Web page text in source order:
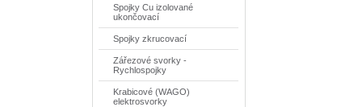
Spojky Cu izolované
ukončovací
Spojky zkrucovací
Zářezové svorky -
Rychlospojky
Krabicové (WAGO)
elektrosvorky